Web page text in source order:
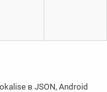
в JSON, Android